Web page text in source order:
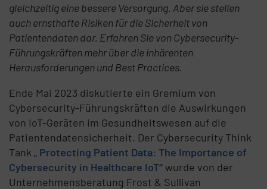
gleichzeitig eine bessere Versorgung. Aber sie stellen
auch ernsthafte Risiken für die Sicherheit von
Patientendaten dar. Erfahren Sie von Cybersecurity-
Führungskräften mehr über die inhärenten
Herausforderungen und Best Practices.
Ende Mai 2023 diskutierte ein Gremium von
Cybersecurity-Führungskräften die Auswirkungen
von IoT-Geräten im Gesundheitswesen auf die
Patientendatensicherheit. Der Cybersecurity Think
Tank „ Protecting Patient Data: The Importance of
Cybersecurity in Healthcare IoT“ wurde von der
Unternehmensberatung Frost & Sullivan